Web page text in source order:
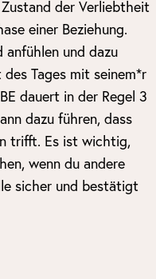
der Verliebtheit
einer Beziehung.
anfühlen und dazu
Tages mit seinem*r
dauert in der Regel 3
dazu führen, dass
trifft. Es ist wichtig,
wenn du andere
sicher und bestätigt